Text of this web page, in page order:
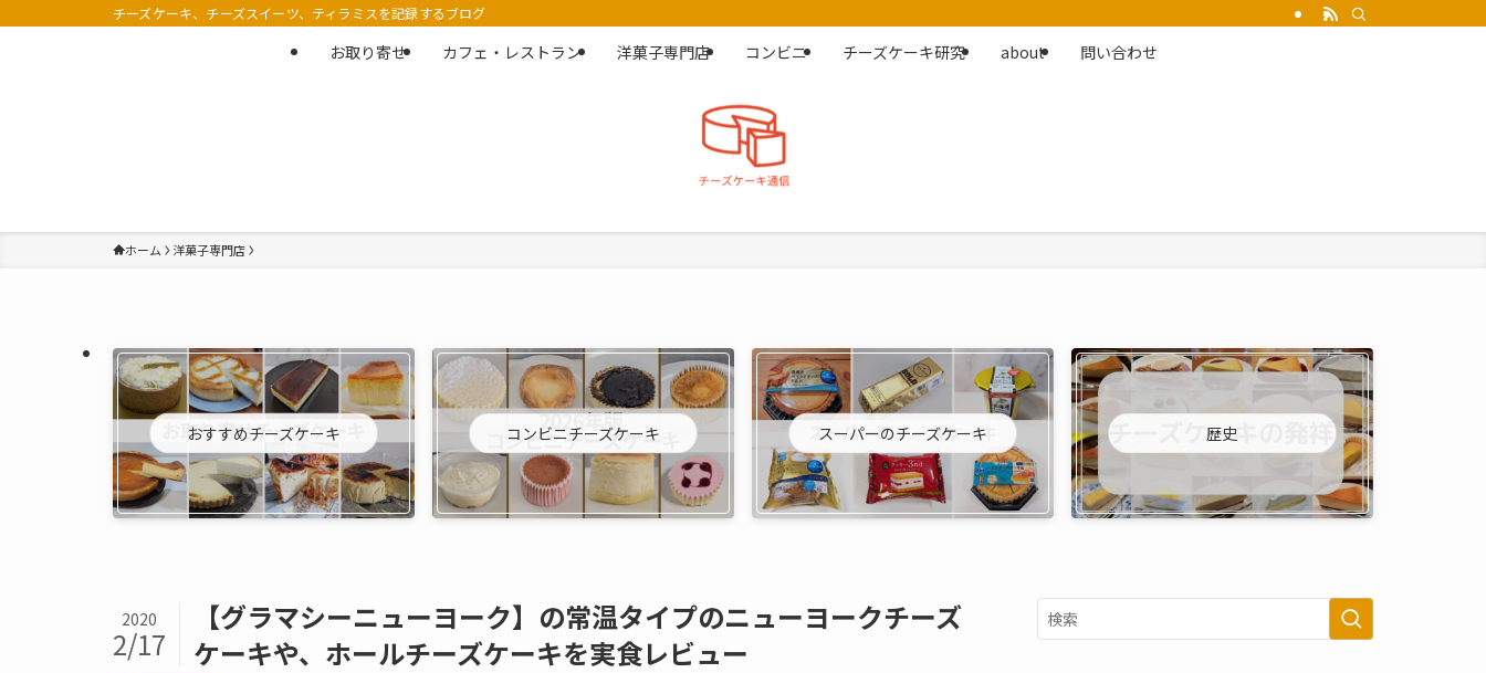
チーズケーキ、チーズスイーツ、ティラミスを記録するブログ
お取り寄せ カフェ・レストラン 洋菓子専門店 コンビニ チーズケーキ研究 about 問い合わせ
ホーム 洋菓子専門店
おすすめチーズケーキ コンビニチーズケーキ スーパーのチーズケーキ 歴史
【グラマシーニューヨーク】の常温タイプのニューヨークチーズ
ケーキや、ホールチーズケーキを実食レビュー
2020
2/17